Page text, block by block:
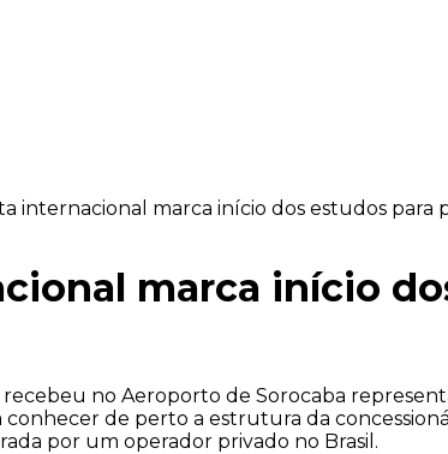
internacional marca início dos estudos
marca início
recebeu no Aeroporto de Sorocaba
conhecer de perto a estrutura da
por um operador privado no Brasil.